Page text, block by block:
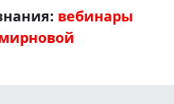
вебинары